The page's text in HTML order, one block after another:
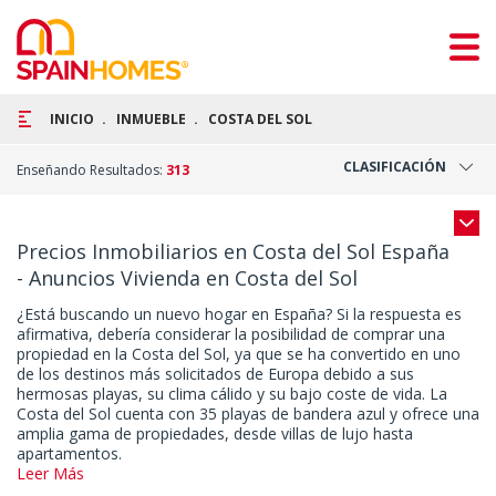
INICIO INMUEBLE COSTA DEL SOL
CLASIFICACIÓN
Enseñando Resultados: 313
Precios Inmobiliarios en Costa del Sol España
- Anuncios Vivienda en Costa del Sol
¿Está buscando un nuevo hogar en España? Si la respuesta es
afirmativa, debería considerar la posibilidad de comprar una
propiedad en la Costa del Sol, ya que se ha convertido en uno
de los destinos más solicitados de Europa debido a sus
hermosas playas, su clima cálido y su bajo coste de vida. La
Costa del Sol cuenta con 35 playas de bandera azul y ofrece una
amplia gama de propiedades, desde villas de lujo hasta
apartamentos.
La Costa del Sol está situada en el sur de España, junto al mar
Leer Más